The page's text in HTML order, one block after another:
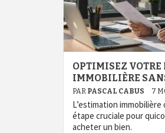
OPTIMISEZ
IMMOBILIÈRE
PAR PASCAL CABUS 7
L’estimation
étape cruciale pour
acheter un bien.